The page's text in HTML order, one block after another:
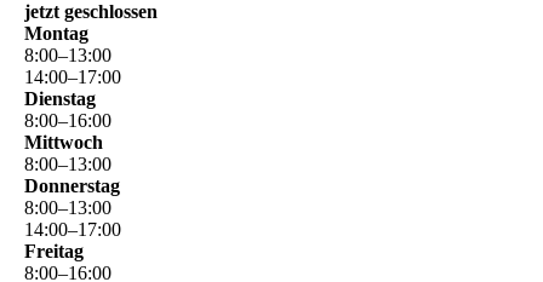
jetzt geschlossen
Montag
8:00–13:00
14:00–17:00
Dienstag
8:00–16:00
Mittwoch
8:00–13:00
Donnerstag
8:00–13:00
14:00–17:00
Freitag
8:00–16:00